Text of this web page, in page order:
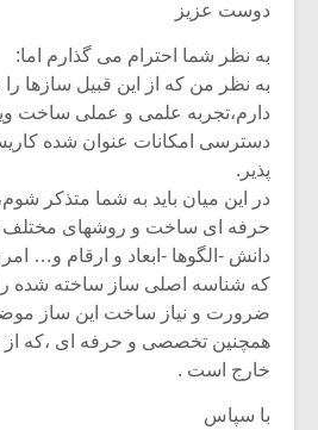
دوست عزیز
به نظر شما احترام می گذارم اما:
به نظر من که از این قبیل سازها
دارم،تجربه علمی و عملی ساخت
دسترسی امکانات عنوان شده
پذیر.
در این میان باید به شما متذکر
حرفه ای ساخت و روشهای مختلف
دانش -الگوها -ابعاد و ارقام و…
که شناسه اصلی ساز ساخته شده
ضرورت و نیاز ساخت این ساز
همچنین تخصصی و حرفه ای ،که
خارج است .
با سپاس